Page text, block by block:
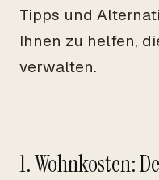
Tipps und
Ihnen zu helfen,
verwalten.
1. Wohnkosten: